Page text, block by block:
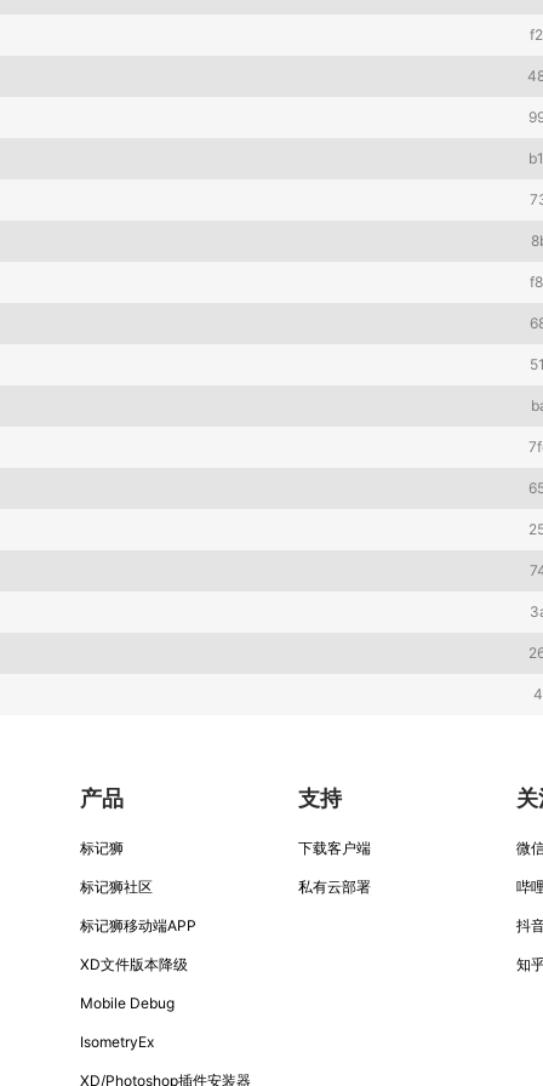
产品
标记狮
标记狮社区
标记狮移动端APP
XD文件版本降级
Mobile Debug
IsometryEx
XD/Photoshop插件安装器
支持
下载客户端
私有云部署
微
哔
抖
知